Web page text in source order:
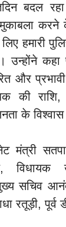
बदल
मुकाबला
हमारी
उन्होंने कहा
और
राशि,
के
मंत्री
सचिव आनंद
रतूड़ी, पूर्व